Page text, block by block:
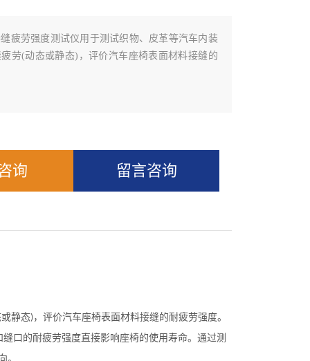
疲劳强度测试仪用于测试织物、皮革等汽车内装
劳(动态或静态)，评价汽车座椅表面材料接缝的
询 留言咨询
静态)，评价汽车座椅表面材料接缝的耐疲劳强度。
口的耐疲劳强度直接影响座椅的使用寿命。通过测
。